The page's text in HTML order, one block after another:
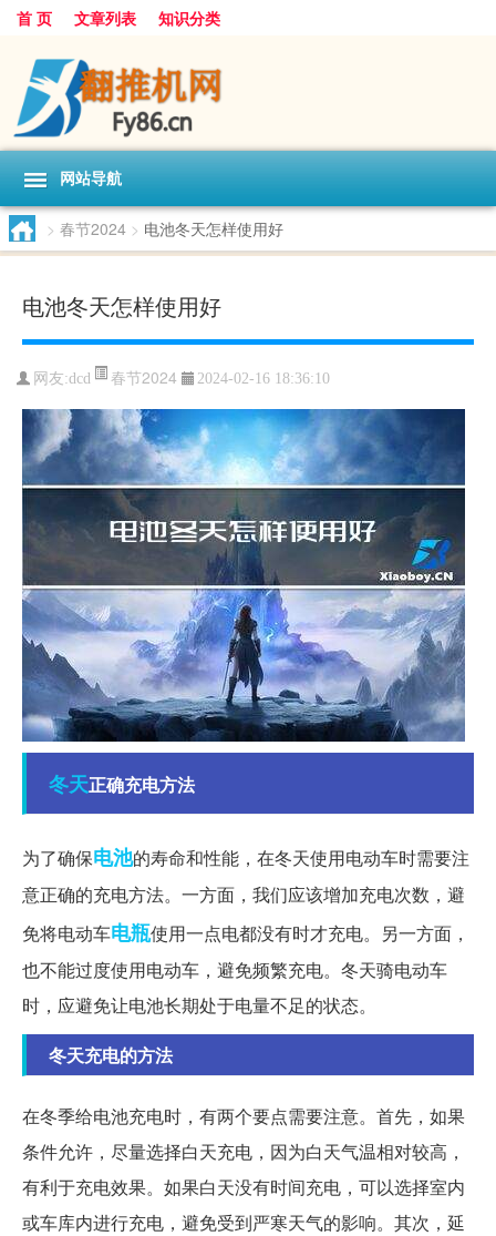
首 页 文章列表 知识分类
网站导航
> 春节2024 > 电池冬天怎样使用好
电池冬天怎样使用好
网友:dcd 春节2024 2024-02-16 18:36:10
冬天正确充电方法
为了确保电池的寿命和性能，在冬天使用电动车时需要注
意正确的充电方法。一方面，我们应该增加充电次数，避
免将电动车电瓶使用一点电都没有时才充电。另一方面，
也不能过度使用电动车，避免频繁充电。冬天骑电动车
时，应避免让电池长期处于电量不足的状态。
冬天充电的方法
在冬季给电池充电时，有两个要点需要注意。首先，如果
条件允许，尽量选择白天充电，因为白天气温相对较高，
有利于充电效果。如果白天没有时间充电，可以选择室内
或车库内进行充电，避免受到严寒天气的影响。其次，延